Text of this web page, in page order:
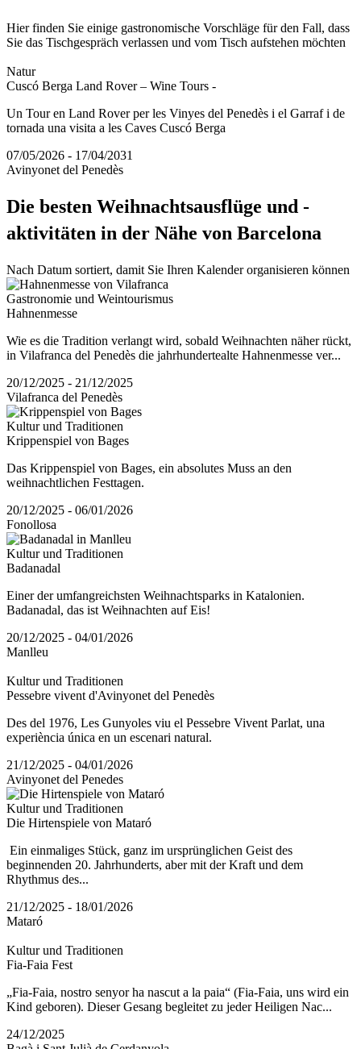
Hier finden Sie einige gastronomische Vorschläge für den Fall, dass
Sie das Tischgespräch verlassen und vom Tisch aufstehen möchten
Natur
Cuscó Berga Land Rover – Wine Tours -
Un Tour en Land Rover per les Vinyes del Penedès i el Garraf i de
tornada una visita a les Caves Cuscó Berga
07/05/2026 - 17/04/2031
Avinyonet del Penedès
Die besten Weihnachtsausflüge und -
aktivitäten in der Nähe von Barcelona
Nach Datum sortiert, damit Sie Ihren Kalender organisieren können
Gastronomie und Weintourismus
Hahnenmesse
Wie es die Tradition verlangt wird, sobald Weihnachten näher rückt,
in Vilafranca del Penedès die jahrhundertealte Hahnenmesse ver...
20/12/2025 - 21/12/2025
Vilafranca del Penedès
Kultur und Traditionen
Krippenspiel von Bages
Das Krippenspiel von Bages, ein absolutes Muss an den
weihnachtlichen Festtagen.
20/12/2025 - 06/01/2026
Fonollosa
Kultur und Traditionen
Badanadal
Einer der umfangreichsten Weihnachtsparks in Katalonien.
Badanadal, das ist Weihnachten auf Eis!
20/12/2025 - 04/01/2026
Manlleu
Kultur und Traditionen
Pessebre vivent d'Avinyonet del Penedès
Des del 1976, Les Gunyoles viu el Pessebre Vivent Parlat, una
experiència única en un escenari natural.
21/12/2025 - 04/01/2026
Avinyonet del Penedes
Kultur und Traditionen
Die Hirtenspiele von Mataró
Ein einmaliges Stück, ganz im ursprünglichen Geist des
beginnenden 20. Jahrhunderts, aber mit der Kraft und dem
Rhythmus des...
21/12/2025 - 18/01/2026
Mataró
Kultur und Traditionen
Fia-Faia Fest
„Fia-Faia, nostro senyor ha nascut a la paia“ (Fia-Faia, uns wird ein
Kind geboren). Dieser Gesang begleitet zu jeder Heiligen Nac...
24/12/2025